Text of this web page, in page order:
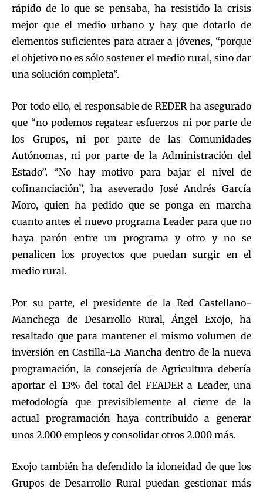
rápido de lo que se pensaba, ha resistido la crisis
mejor que el medio urbano y hay que dotarlo de
elementos suficientes para atraer a jóvenes, “porque
el objetivo no es sólo sostener el medio rural, sino dar
una solución completa”.
Por todo ello, el responsable de REDER ha asegurado
que “no podemos regatear esfuerzos ni por parte de
los Grupos, ni por parte de las Comunidades
Autónomas, ni por parte de la Administración del
Estado”. “No hay motivo para bajar el nivel de
cofinanciación”, ha aseverado José Andrés García
Moro, quien ha pedido que se ponga en marcha
cuanto antes el nuevo programa Leader para que no
haya parón entre un programa y otro y no se
penalicen los proyectos que puedan surgir en el
medio rural.
Por su parte, el presidente de la Red Castellano-
Manchega de Desarrollo Rural, Ángel Exojo, ha
resaltado que para mantener el mismo volumen de
inversión en Castilla-La Mancha dentro de la nueva
programación, la consejería de Agricultura debería
aportar el 13% del total del FEADER a Leader, una
metodología que previsiblemente al cierre de la
actual programación haya contribuido a generar
unos 2.000 empleos y consolidar otros 2.000 más.
Exojo también ha defendido la idoneidad de que los
Grupos de Desarrollo Rural puedan gestionar más